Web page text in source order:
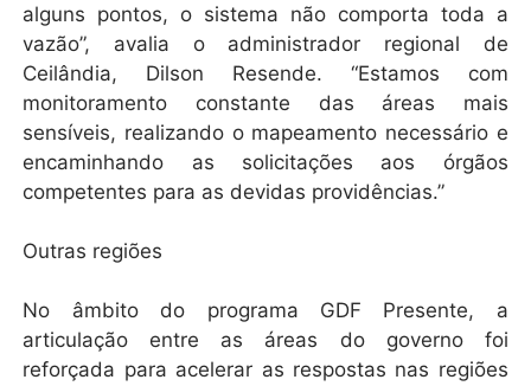
alguns pontos, o sistema não comporta toda a
vazão”, avalia o administrador regional de
Ceilândia, Dilson Resende. “Estamos com
monitoramento constante das áreas mais
sensíveis, realizando o mapeamento necessário e
encaminhando as solicitações aos órgãos
competentes para as devidas providências.”
Outras regiões
No âmbito do programa GDF Presente, a
articulação entre as áreas do governo foi
reforçada para acelerar as respostas nas regiões